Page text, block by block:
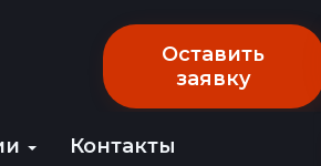
Оставить
заявку
Контакты